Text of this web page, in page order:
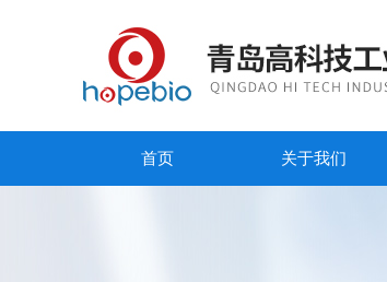
首页 关于我们